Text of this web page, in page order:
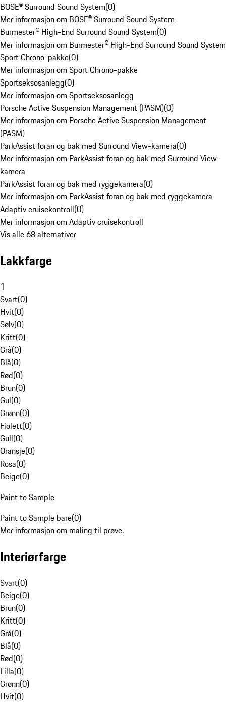
BOSE® Surround Sound System(0)
Mer informasjon om BOSE® Surround Sound System
Burmester® High-End Surround Sound System(0)
Mer informasjon om Burmester® High-End Surround Sound System
Sport Chrono-pakke(0)
Mer informasjon om Sport Chrono-pakke
Sportseksosanlegg(0)
Mer informasjon om Sportseksosanlegg
Porsche Active Suspension Management (PASM)(0)
Mer informasjon om Porsche Active Suspension Management
(PASM)
ParkAssist foran og bak med Surround View-kamera(0)
Mer informasjon om ParkAssist foran og bak med Surround View-
kamera
ParkAssist foran og bak med ryggekamera(0)
Mer informasjon om ParkAssist foran og bak med ryggekamera
Adaptiv cruisekontroll(0)
Mer informasjon om Adaptiv cruisekontroll
Vis alle 68 alternativer
Lakkfarge
1
Svart(0)
Hvit(0)
Sølv(0)
Kritt(0)
Grå(0)
Blå(0)
Rød(0)
Brun(0)
Gul(0)
Grønn(0)
Fiolett(0)
Gull(0)
Oransje(0)
Rosa(0)
Beige(0)
Paint to Sample
Paint to Sample bare(0)
Mer informasjon om maling til prøve.
Interiørfarge
Svart(0)
Beige(0)
Brun(0)
Kritt(0)
Grå(0)
Blå(0)
Rød(0)
Lilla(0)
Grønn(0)
Hvit(0)